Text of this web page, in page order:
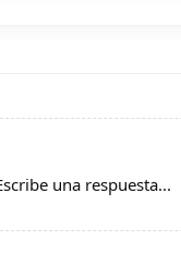
una respuesta...